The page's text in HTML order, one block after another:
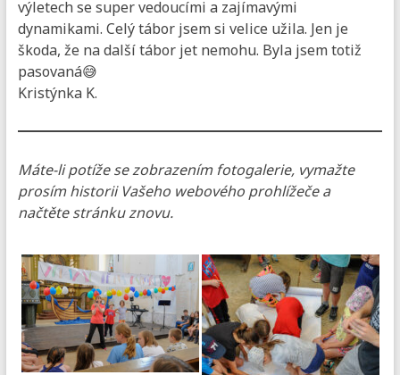
výletech se super vedoucími a zajímavými
dynamikami. Celý tábor jsem si velice užila. Jen je
škoda, že na další tábor jet nemohu. Byla jsem totiž
pasovaná😅
Kristýnka K.
Máte-li potíže se zobrazením fotogalerie, vymažte
prosím historii Vašeho webového prohlížeče a
načtěte stránku znovu.